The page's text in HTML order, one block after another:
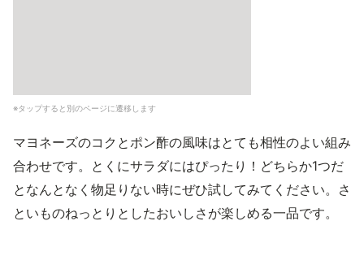
※タップすると別のページに遷移します
マヨネーズのコクとポン酢の風味はとても相性のよい組み
合わせです。とくにサラダにはぴったり！どちらか1つだ
となんとなく物足りない時にぜひ試してみてください。さ
といものねっとりとしたおいしさが楽しめる一品です。